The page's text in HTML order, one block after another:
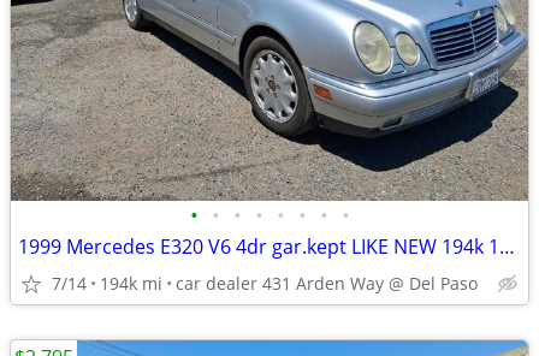
• • • • • • • •
1999 Mercedes E320 V6 4dr gar.kept LIKE NEW 194k 14 MORE GREAT DEALS
7/14 194k mi car dealer 431 Arden Way @ Del Paso